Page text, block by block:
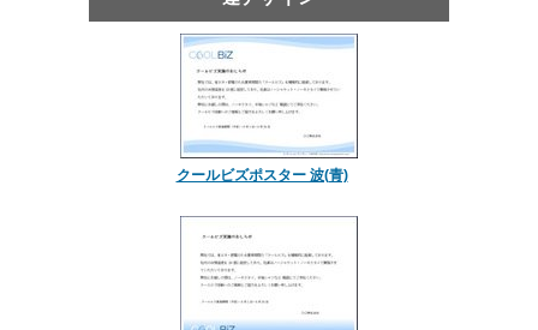
クールビズポスター 波(青)